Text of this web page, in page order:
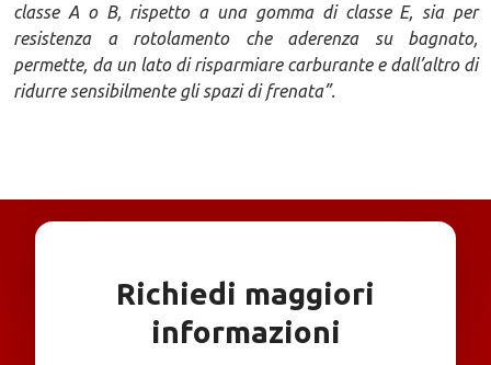
classe A o B, rispetto a una gomma di classe E, sia per
resistenza a rotolamento che aderenza su bagnato,
permette, da un lato di risparmiare carburante e dall’altro di
ridurre sensibilmente gli spazi di frenata”.
Richiedi maggiori
informazioni